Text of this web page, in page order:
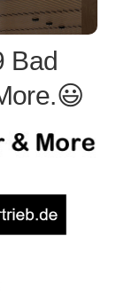
Bad